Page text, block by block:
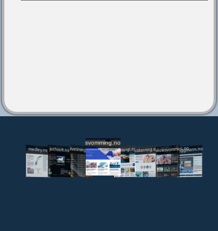
medley.no jechsoft.nolivetiming.medley.no
svomming.no
svomlangt.noutdanning.svomming.no
skolesvommen.notryggivann.no